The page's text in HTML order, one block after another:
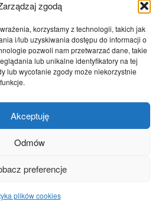
zgodą
korzystamy z technologii, takich jak
i/lub uzyskiwania dostępu do informacji o
pozwoli nam przetwarzać dane, takie
lub unikalne identyfikatory na tej
lub wycofanie zgody może niekorzystnie
Akceptuję
Odmów
preferencje
plików cookies
4601
4363
3639
2823